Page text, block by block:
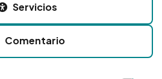
Servicios
Comentario